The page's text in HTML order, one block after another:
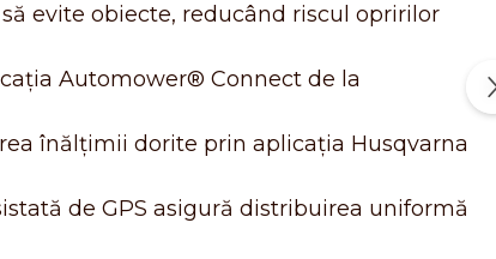
evite obiecte, reducând riscul opririlor
Automower® Connect de la
înălțimii dorite prin aplicația Husqvarna
de GPS asigură distribuirea uniformă